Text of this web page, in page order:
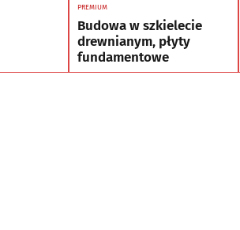
PREMIUM
Budowa w szkielecie
drewnianym, płyty
fundamentowe